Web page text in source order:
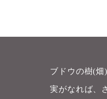
ブドウの樹(畑
実がなれば、